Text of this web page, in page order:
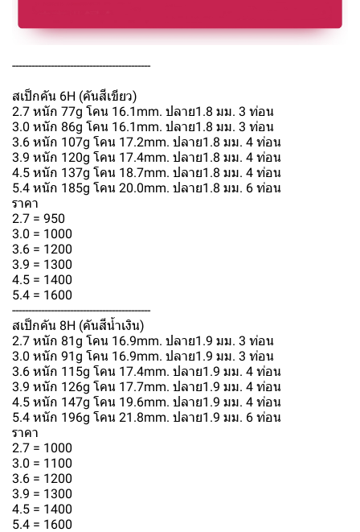
-------------------------------------------
สเป็กคัน 6H (คันสีเขียว)
2.7 หนัก 77g โคน 16.1mm. ปลาย1.8 มม. 3 ท่อน
3.0 หนัก 86g โคน 16.1mm. ปลาย1.8 มม. 3 ท่อน
3.6 หนัก 107g โคน 17.2mm. ปลาย1.8 มม. 4 ท่อน
3.9 หนัก 120g โคน 17.4mm. ปลาย1.8 มม. 4 ท่อน
4.5 หนัก 137g โคน 18.7mm. ปลาย1.8 มม. 4 ท่อน
5.4 หนัก 185g โคน 20.0mm. ปลาย1.8 มม. 6 ท่อน
ราคา
2.7 = 950
3.0 = 1000
3.6 = 1200
3.9 = 1300
4.5 = 1400
5.4 = 1600
-------------------------------------------
สเป็กคัน 8H (คันสีน้ำเงิน)
2.7 หนัก 81g โคน 16.9mm. ปลาย1.9 มม. 3 ท่อน
3.0 หนัก 91g โคน 16.9mm. ปลาย1.9 มม. 3 ท่อน
3.6 หนัก 115g โคน 17.4mm. ปลาย1.9 มม. 4 ท่อน
3.9 หนัก 126g โคน 17.7mm. ปลาย1.9 มม. 4 ท่อน
4.5 หนัก 147g โคน 19.6mm. ปลาย1.9 มม. 4 ท่อน
5.4 หนัก 196g โคน 21.8mm. ปลาย1.9 มม. 6 ท่อน
ราคา
2.7 = 1000
3.0 = 1100
3.6 = 1200
3.9 = 1300
4.5 = 1400
5.4 = 1600